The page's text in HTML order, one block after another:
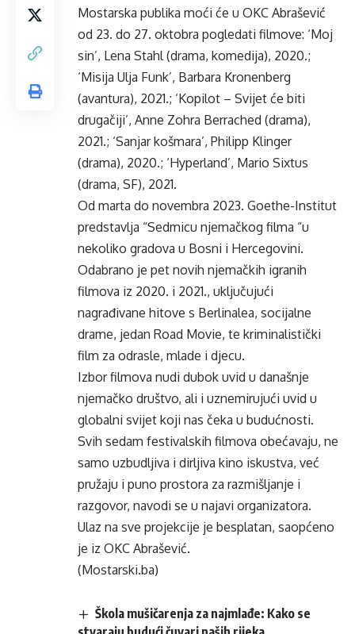
Mostarska publika moći će u OKC Abrašević
od 23. do 27. oktobra pogledati filmove: ‘Moj
sin’, Lena Stahl (drama, komedija), 2020.;
‘Misija Ulja Funk’, Barbara Kronenberg
(avantura), 2021.; ‘Kopilot – Svijet će biti
drugačiji’, Anne Zohra Berrached (drama),
2021.; ‘Sanjar košmara’, Philipp Klinger
(drama), 2020.; ‘Hyperland’, Mario Sixtus
(drama, SF), 2021.
Od marta do novembra 2023. Goethe-Institut
predstavlja “Sedmicu njemačkog filma “u
nekoliko gradova u Bosni i Hercegovini.
Odabrano je pet novih njemačkih igranih
filmova iz 2020. i 2021., uključujući
nagrađivane hitove s Berlinalea, socijalne
drame, jedan Road Movie, te kriminalistički
film za odrasle, mlade i djecu.
Izbor filmova nudi dubok uvid u današnje
njemačko društvo, ali i uznemirujući uvid u
globalni svijet koji nas čeka u budućnosti.
Svih sedam festivalskih filmova obećavaju, ne
samo uzbudljiva i dirljiva kino iskustva, već
pružaju i puno prostora za razmišljanje i
razgovor, navodi se u najavi organizatora.
Ulaz na sve projekcije je besplatan, saopćeno
je iz OKC Abrašević.
(Mostarski.ba)
Škola mušičarenja za najmlađe: Kako se